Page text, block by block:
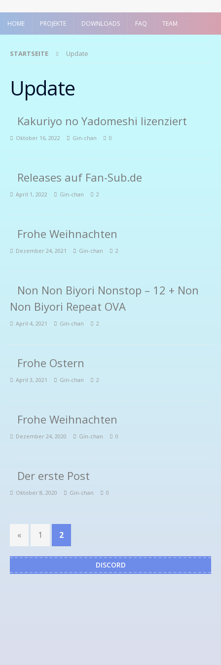
HOME PROJEKTE DOWNLOADS FAQ TEAM
STARTSEITE Update
Update
Kakuriyo no Yadomeshi lizenziert
Oktober 16, 2022 Gin-chan 0
Releases auf Fan-Sub.de
April 1, 2022 Gin-chan 2
Frohe Weihnachten
Dezember 24, 2021 Gin-chan 2
Non Non Biyori Nonstop – 12 + Non
Non Biyori Repeat OVA
April 4, 2021 Gin-chan 2
Frohe Ostern
April 3, 2021 Gin-chan 2
Frohe Weihnachten
Dezember 24, 2020 Gin-chan 0
Der erste Post
Oktober 8, 2020 Gin-chan 0
« 1 2
DISCORD